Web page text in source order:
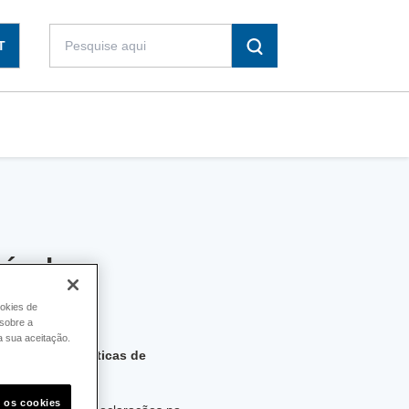
e
de Práticas de
de
a
sua aceitação.
os cookies